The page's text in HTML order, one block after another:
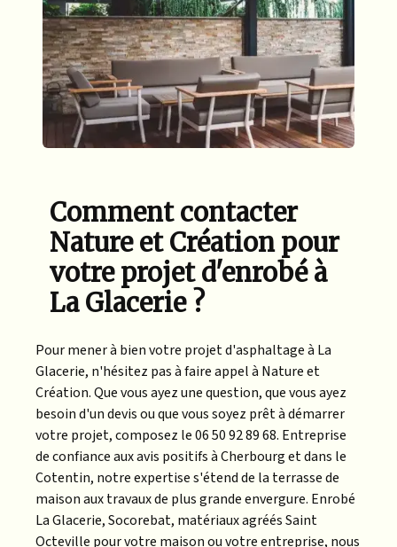
Comment contacter
Nature et Création pour
votre projet d'enrobé à
La Glacerie ?
Pour mener à bien votre projet d'asphaltage à La
Glacerie, n'hésitez pas à faire appel à Nature et
Création. Que vous ayez une question, que vous ayez
besoin d'un devis ou que vous soyez prêt à démarrer
votre projet, composez le 06 50 92 89 68. Entreprise
de confiance aux avis positifs à Cherbourg et dans le
Cotentin, notre expertise s'étend de la terrasse de
maison aux travaux de plus grande envergure. Enrobé
La Glacerie, Socorebat, matériaux agréés Saint
Octeville pour votre maison ou votre entreprise, nous